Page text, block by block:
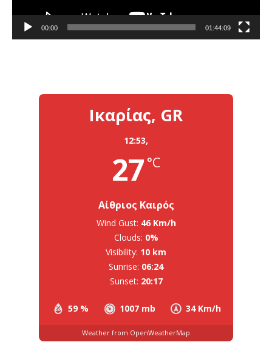
00:00 01:44:09
Ικαρίας, GR
12:53,
27 °C
Αίθριος Καιρός
59 % 1007 mb 34 Km/h
Wind Gust: 46 Km/h
Clouds: 0%
Visibility: 10 km
Sunrise: 06:24
Sunset: 20:17
Weather from OpenWeatherMap